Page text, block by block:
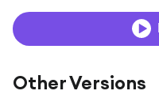
Other Versions